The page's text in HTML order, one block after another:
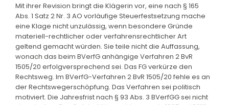
Mit ihrer Revision bringt die Klägerin vor, eine nach § 165
Abs. 1 Satz 2 Nr. 3 AO vorläufige Steuerfestsetzung mache
eine Klage nicht unzulässig, wenn besondere Gründe
materiell-rechtlicher oder verfahrensrechtlicher Art
geltend gemacht würden. Sie teile nicht die Auffassung,
wonach das beim BVerfG anhängige Verfahren 2 BvR
1505/20 erfolgversprechend sei. Das FG verkürze den
Rechtsweg. Im BVerfG-Verfahren 2 BvR 1505/20 fehle es an
der Rechtswegerschöpfung. Das Verfahren sei politisch
motiviert. Die Jahresfrist nach § 93 Abs. 3 BVerfGG sei nicht